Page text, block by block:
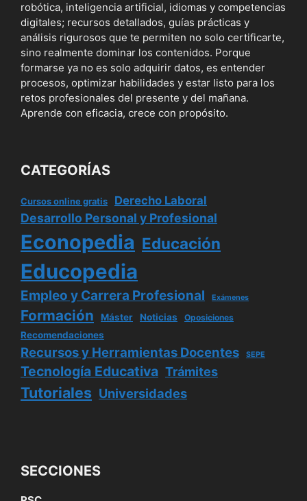
robótica, inteligencia artificial, idiomas y competencias
digitales; recursos detallados, guías prácticas y
análisis rigurosos que te permiten no solo certificarte,
sino realmente dominar los contenidos. Porque
formarse ya no es solo adquirir datos, es entender
procesos, optimizar habilidades y estar listo para los
retos profesionales del presente y del mañana.
Aprende con eficacia, crece con propósito.
CATEGORÍAS
Cursos online gratis Derecho Laboral
Desarrollo Personal y Profesional
Econopedia Educación
Educopedia
Empleo y Carrera Profesional Exámenes
Formación Máster Noticias Oposiciones
Recomendaciones
Recursos y Herramientas Docentes SEPE
Tecnología Educativa Trámites
Tutoriales Universidades
SECCIONES